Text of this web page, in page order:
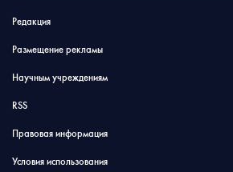
Редакция
Размещение рекламы
Научным учреждениям
RSS
Правовая информация
Условия использования